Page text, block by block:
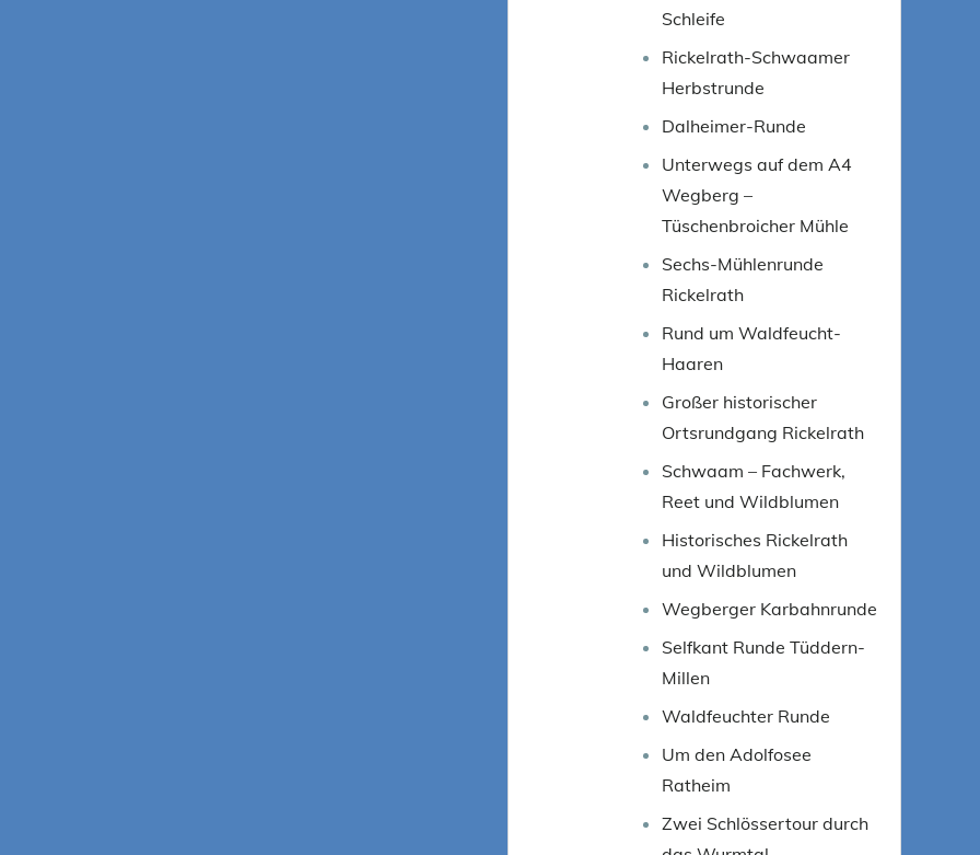
Schleife
Rickelrath-Schwaamer
Herbstrunde
Dalheimer-Runde
Unterwegs auf dem A4
Wegberg –
Tüschenbroicher Mühle
Sechs-Mühlenrunde
Rickelrath
Rund um Waldfeucht-
Haaren
Großer historischer
Ortsrundgang Rickelrath
Schwaam – Fachwerk,
Reet und Wildblumen
Historisches Rickelrath
und Wildblumen
Wegberger Karbahnrunde
Selfkant Runde Tüddern-
Millen
Waldfeuchter Runde
Um den Adolfosee
Ratheim
Zwei Schlössertour durch